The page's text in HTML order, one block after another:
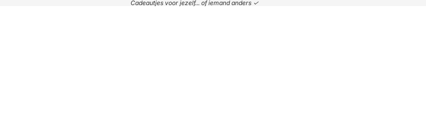
Cadeautjes voor jezelf... of iemand anders ✓